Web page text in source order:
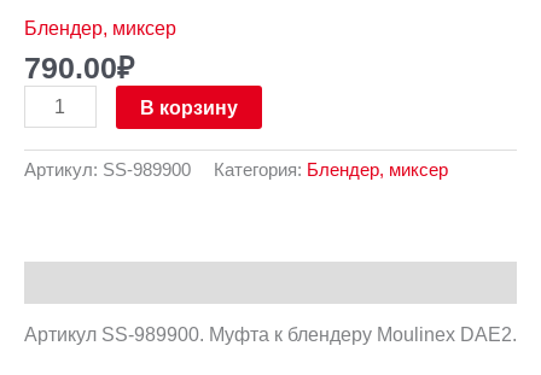
Блендер, миксер
790.00₽
В корзину
Артикул: SS-989900 Категория: Блендер, миксер
Артикул SS-989900. Муфта к блендеру Moulinex DAE2.